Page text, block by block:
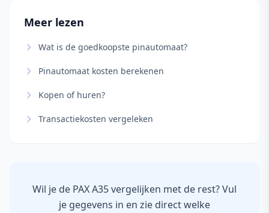
Meer lezen
Wat is de goedkoopste pinautomaat?
Pinautomaat kosten berekenen
Kopen of huren?
Transactiekosten vergeleken
Wil je de PAX A35 vergelijken met de rest? Vul
je gegevens in en zie direct welke